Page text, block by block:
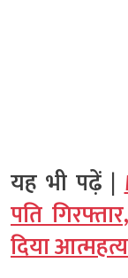
यह भी पढ़ें |
पति
दिया